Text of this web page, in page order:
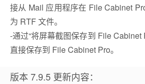
接从 Mail 应用程序在 File Cabinet
为 RTF 文件。
-通过“将屏幕截图保存到 File Cabinet
直接保存到 File Cabinet Pro。
版本 7.9.5 更新内容：